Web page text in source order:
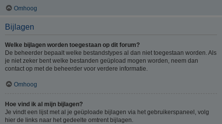
Omhoog
Bijlagen
Welke bijlagen worden toegestaan op dit forum?
De beheerder bepaalt welke bestandstypes al dan niet toegestaan worden. Als
je niet zeker bent welke bestanden geüpload mogen worden, neem dan
contact op met de beheerder voor verdere informatie.
Omhoog
Hoe vind ik al mijn bijlagen?
Je vindt een lijst met al je geüploade bijlagen via het gebruikerspaneel, volg
hier de links naar het gedeelte omtrent bijlagen.